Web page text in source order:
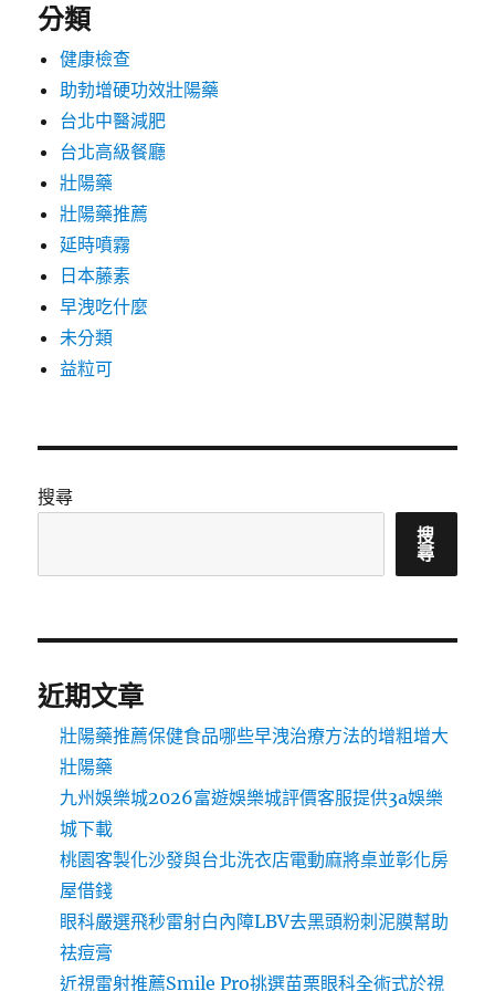
分類
健康檢查
助勃增硬功效壯陽藥
台北中醫減肥
台北高級餐廳
壯陽藥
壯陽藥推薦
延時噴霧
日本藤素
早洩吃什麼
未分類
益粒可
搜尋
搜
尋
近期文章
壯陽藥推薦保健食品哪些早洩治療方法的增粗增大
壯陽藥
九州娛樂城2026富遊娛樂城評價客服提供3a娛樂
城下載
桃園客製化沙發與台北洗衣店電動麻將桌並彰化房
屋借錢
眼科嚴選飛秒雷射白內障LBV去黑頭粉刺泥膜幫助
祛痘膏
近視雷射推薦Smile Pro挑選苗栗眼科全術式於視